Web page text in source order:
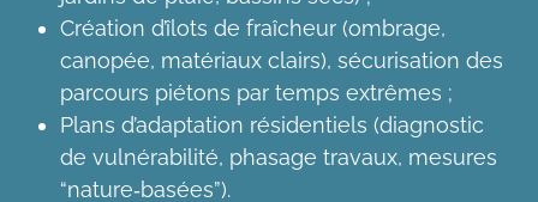
Création d’îlots de fraîcheur (ombrage,
canopée, matériaux clairs), sécurisation des
parcours piétons par temps extrêmes ;
Plans d’adaptation résidentiels (diagnostic
de vulnérabilité, phasage travaux, mesures
“nature‑basées”).